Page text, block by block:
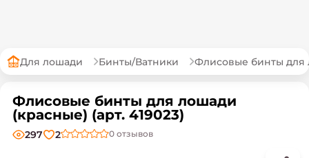
Для лошади Бинты/Ватники Флисовые бинты для
Флисовые бинты для лошади
(красные) (арт. 419023)
297 2 0 отзывов